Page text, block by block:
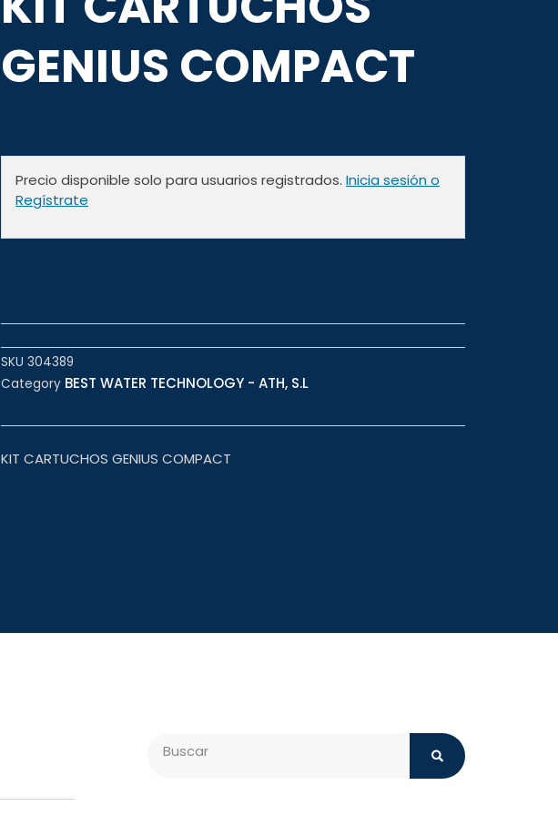
GENIUS COMPACT
Precio disponible solo para usuarios registrados. Inicia sesión o
Regístrate
SKU 304389
Category BEST WATER TECHNOLOGY - ATH, S.L
KIT CARTUCHOS GENIUS COMPACT